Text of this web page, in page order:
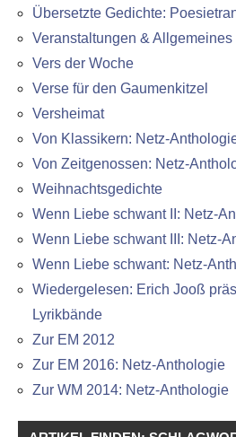
Übersetzte Gedichte:
Veranstaltungen & Allgemeines
Vers der Woche
Verse für den Gaumenkitzel
Versheimat
Von Klassikern: Netz-
Von Zeitgenossen: Netz-
Weihnachtsgedichte
Wenn Liebe schwant II: Netz-
Wenn Liebe schwant III: Netz-
Wenn Liebe schwant: Netz-
Wiedergelesen: Erich Jooß
Lyrikbände
Zur EM 2012
Zur EM 2016: Netz-Anthologie
Zur WM 2014: Netz-Anthologie